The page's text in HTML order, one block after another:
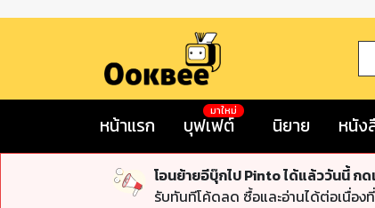
หน้าแรก บุฟเฟต์
มาใหม่
นิยาย หนัง
โอนย้ายอีบุ๊กไป Pinto ได้แล้ววันนี้ กด
รับทันทีโค้ดลด ซื้อและอ่านได้ต่อเนื่อง